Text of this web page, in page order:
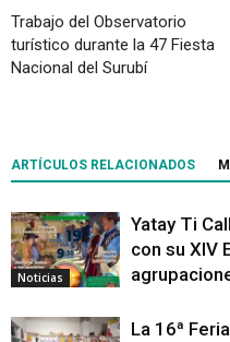
Trabajo del Observatorio
turístico durante la 47 Fiesta
Nacional del Surubí
ARTÍCULOS RELACIONADOS
Noticias
Yatay Ti
con su XIV
La 16ª